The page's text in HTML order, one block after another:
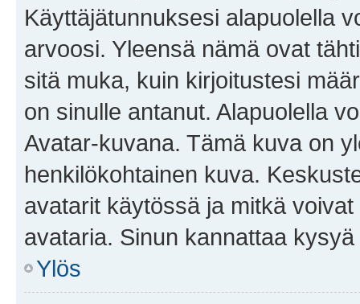
Käyttäjätunnuksesi alapuolella
arvoosi. Yleensä nämä ovat
sitä muka, kuin kirjoitustesi
on sinulle antanut. Alapuolella
Avatar-kuvana. Tämä kuva on
henkilökohtainen kuva.
avatarit käytössä ja mitkä
avataria. Sinun kannattaa
Ylös